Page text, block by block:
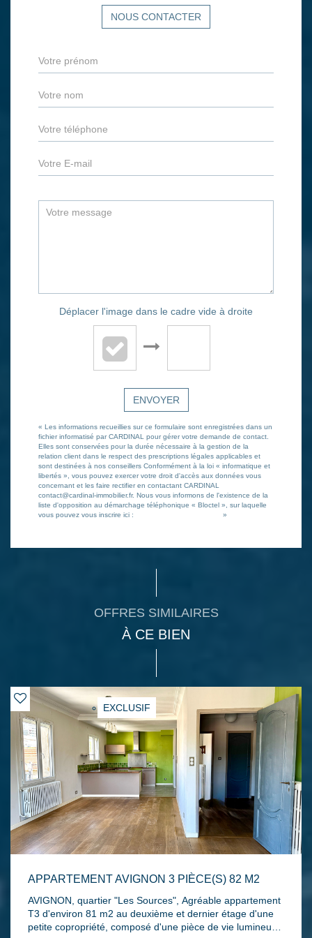
NOUS CONTACTER
Déplacer l'image dans le cadre vide à droite
ENVOYER
« Les informations recueillies sur ce formulaire sont enregistrées dans un
fichier informatisé par CARDINAL pour gérer votre demande de contact.
Elles sont conservées pour la durée nécessaire à la gestion de la
relation client dans le respect des prescriptions légales applicables et
sont destinées à nos conseillers Conformément à la loi « informatique et
libertés », vous pouvez exercer votre droit d'accès aux données vous
concernant et les faire rectifier en contactant CARDINAL
contact@cardinal-immobilier.fr. Nous vous informons de l'existence de la
liste d'opposition au démarchage téléphonique « Bloctel », sur laquelle
vous pouvez vous inscrire ici :
»
OFFRES SIMILAIRES
À CE BIEN
EXCLUSIF
APPARTEMENT AVIGNON 3 PIÈCE(S) 82 M2
AVIGNON, quartier "Les Sources", Agréable appartement
T3 d'environ 81 m2 au deuxième et dernier étage d'une
petite copropriété, composé d'une pièce de vie lumineuse